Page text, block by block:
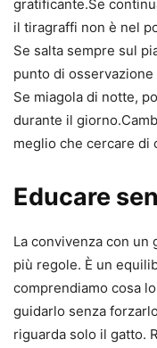
gratificante.Se
il tiragraffi non è nel
Se salta sempre sul
punto di osservazione
Se miagola di notte,
durante il
meglio che cercare di
Educare
La convivenza con un
più regole. È un
comprendiamo cosa
guidarlo senza
riguarda solo il gatto.